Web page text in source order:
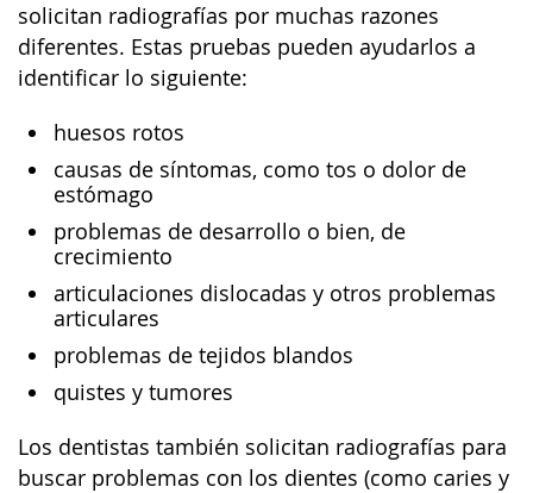
solicitan radiografías por muchas razones
diferentes. Estas pruebas pueden ayudarlos a
identificar lo siguiente:
huesos rotos
causas de síntomas, como tos o dolor de
estómago
problemas de desarrollo o bien, de
crecimiento
articulaciones dislocadas y otros problemas
articulares
problemas de tejidos blandos
quistes y tumores
Los dentistas también solicitan radiografías para
buscar problemas con los dientes (como caries y